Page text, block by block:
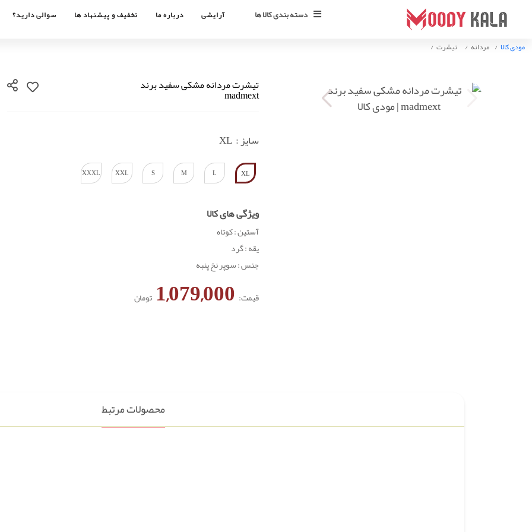
دسته بندی کالا ها آرایشی درباره ما تخفیف و پیشنهاد ها سوالی دارید؟
مودی کالا مردانه تیشرت
تیشرت مردانه مشکی سفید برند
madmext
سایز : XL
XL
L
M
S
XXL
XXXL
ویژگی های کالا
آستین : کوتاه
یقه : گرد
جنس : سوپر نخ پنبه
قیمت:
تومان
محصولات مرتبط